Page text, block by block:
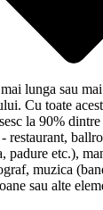
lunga sau
Cu toate
la 90%
restaurant,
padure etc.),
muzica
sau alte